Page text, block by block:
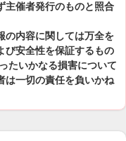
主催者発行のものと照合
の内容に関しては万全を
び安全性を保証するもの
たいかなる損害について
は一切の責任を負いかね